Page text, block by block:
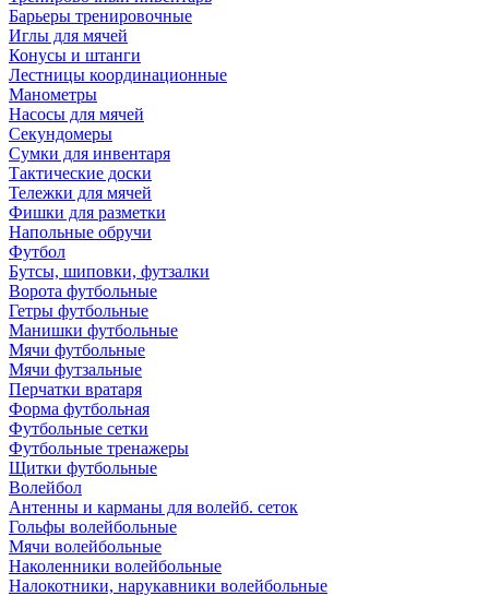
Барьеры тренировочные
Иглы для мячей
Конусы и штанги
Лестницы координационные
Манометры
Насосы для мячей
Секундомеры
Сумки для инвентаря
Тактические доски
Тележки для мячей
Фишки для разметки
Напольные обручи
Футбол
Бутсы, шиповки, футзалки
Ворота футбольные
Гетры футбольные
Манишки футбольные
Мячи футбольные
Мячи футзальные
Перчатки вратаря
Форма футбольная
Футбольные сетки
Футбольные тренажеры
Щитки футбольные
Волейбол
Антенны и карманы для волейб. сеток
Гольфы волейбольные
Мячи волейбольные
Наколенники волейбольные
Налокотники, нарукавники волейбольные